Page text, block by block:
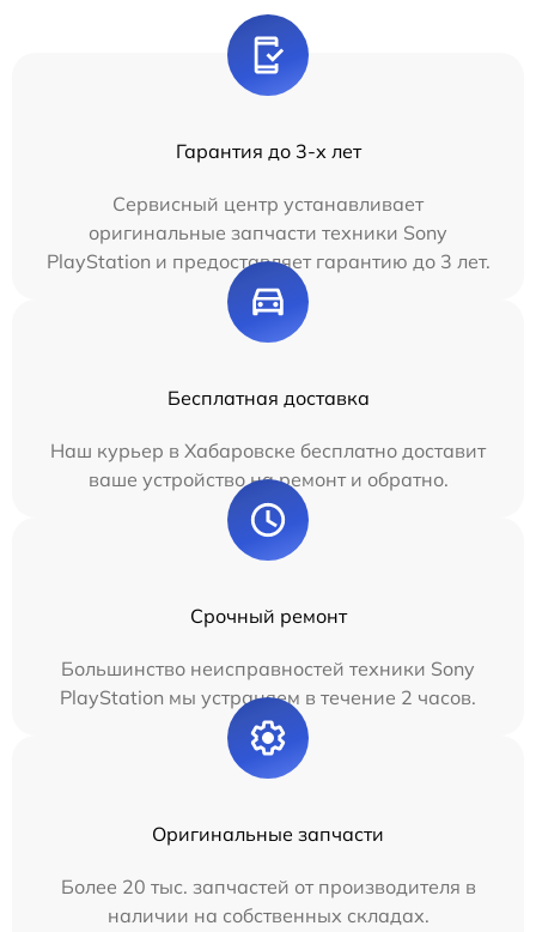
Гарантия до 3-х лет
Сервисный центр устанавливает
оригинальные запчасти техники Sony
PlayStation и предоставляет гарантию до 3 лет.
Бесплатная доставка
Наш курьер в Хабаровске бесплатно доставит
ваше устройство на ремонт и обратно.
Срочный ремонт
Большинство неисправностей техники Sony
PlayStation мы устраняем в течение 2 часов.
Оригинальные запчасти
Более 20 тыс. запчастей от производителя в
наличии на собственных складах.